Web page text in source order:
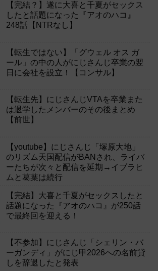
【完結？】遂に大喜と千夏がセックス
したと話題になった『アオのハコ』
248話【NTRなし】
【転生ではない】「グウェル オス ガ
ール」の中の人がにじさんじ卒業の翌
日に会社を設立！【コンサル】
【転生先】にじさんじVTAを卒業また
は退学したメンバーのその後まとめ
【前世】
【youtube】にじさんじ「塚原大地」
のリズム天国配信がBANされ、ライバ
ーたちが次々と配信を延期→イブラヒ
ムと葛葉は続行
【完結】大喜と千夏がセックスしたと
話題になった『アオのハコ』が250話
で最終回を迎える！
【不参加】にじさんじ「シェリン・バ
ーガンディ」がにじ甲2026への名前貸
しを辞退したと発表